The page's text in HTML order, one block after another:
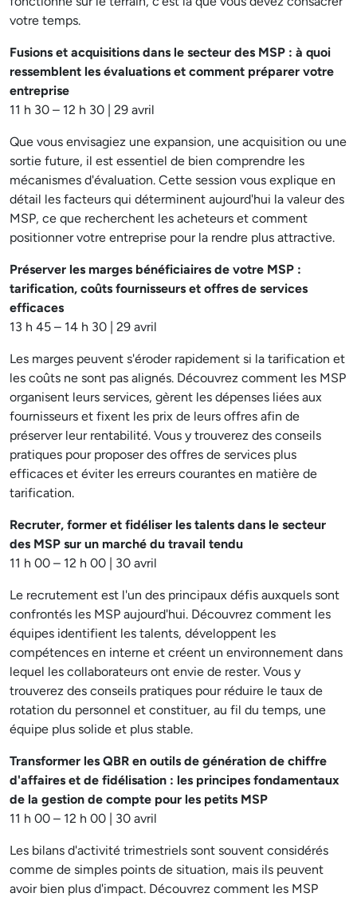
votre temps.
Fusions et acquisitions dans le secteur des MSP : à quoi
ressemblent les évaluations et comment préparer votre
entreprise
11 h 30 – 12 h 30 | 29 avril
Que vous envisagiez une expansion, une acquisition ou une
sortie future, il est essentiel de bien comprendre les
mécanismes d'évaluation. Cette session vous explique en
détail les facteurs qui déterminent aujourd'hui la valeur des
MSP, ce que recherchent les acheteurs et comment
positionner votre entreprise pour la rendre plus attractive.
Préserver les marges bénéficiaires de votre MSP :
tarification, coûts fournisseurs et offres de services
efficaces
13 h 45 – 14 h 30 | 29 avril
Les marges peuvent s'éroder rapidement si la tarification et
les coûts ne sont pas alignés. Découvrez comment les MSP
organisent leurs services, gèrent les dépenses liées aux
fournisseurs et fixent les prix de leurs offres afin de
préserver leur rentabilité. Vous y trouverez des conseils
pratiques pour proposer des offres de services plus
efficaces et éviter les erreurs courantes en matière de
tarification.
Recruter, former et fidéliser les talents dans le secteur
des MSP sur un marché du travail tendu
11 h 00 – 12 h 00 | 30 avril
Le recrutement est l'un des principaux défis auxquels sont
confrontés les MSP aujourd'hui. Découvrez comment les
équipes identifient les talents, développent les
compétences en interne et créent un environnement dans
lequel les collaborateurs ont envie de rester. Vous y
trouverez des conseils pratiques pour réduire le taux de
rotation du personnel et constituer, au fil du temps, une
équipe plus solide et plus stable.
Transformer les QBR en outils de génération de chiffre
d'affaires et de fidélisation : les principes fondamentaux
de la gestion de compte pour les petits MSP
11 h 00 – 12 h 00 | 30 avril
Les bilans d'activité trimestriels sont souvent considérés
comme de simples points de situation, mais ils peuvent
avoir bien plus d'impact. Découvrez comment les MSP